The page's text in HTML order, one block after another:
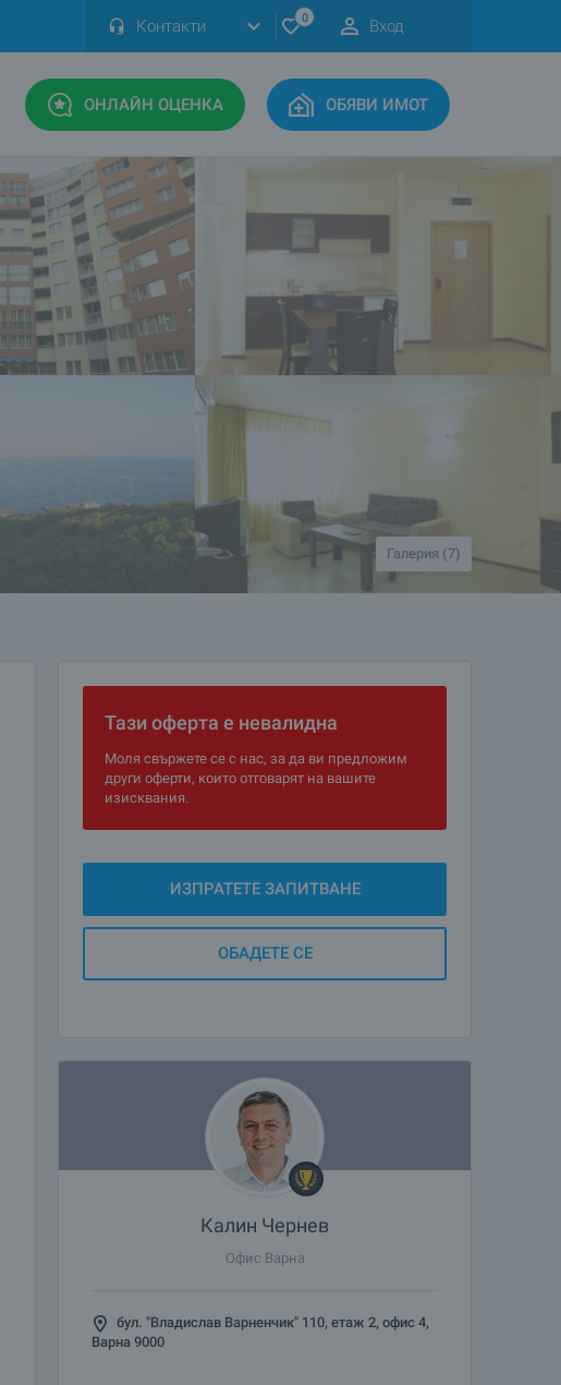
Контакти 0 Вход
ОНЛАЙН ОЦЕНКА ОБЯВИ ИМОТ
Галерия (7)
Тази оферта е невалидна
Моля свържете се с нас, за да ви предложим
други оферти, които отговарят на вашите
изисквания.
ИЗПРАТЕТЕ ЗАПИТВАНЕ
ОБАДЕТЕ СЕ
Калин Чернев
Офис Варна
бул. "Владислав Варненчик" 110, етаж 2, офис 4,
Варна 9000